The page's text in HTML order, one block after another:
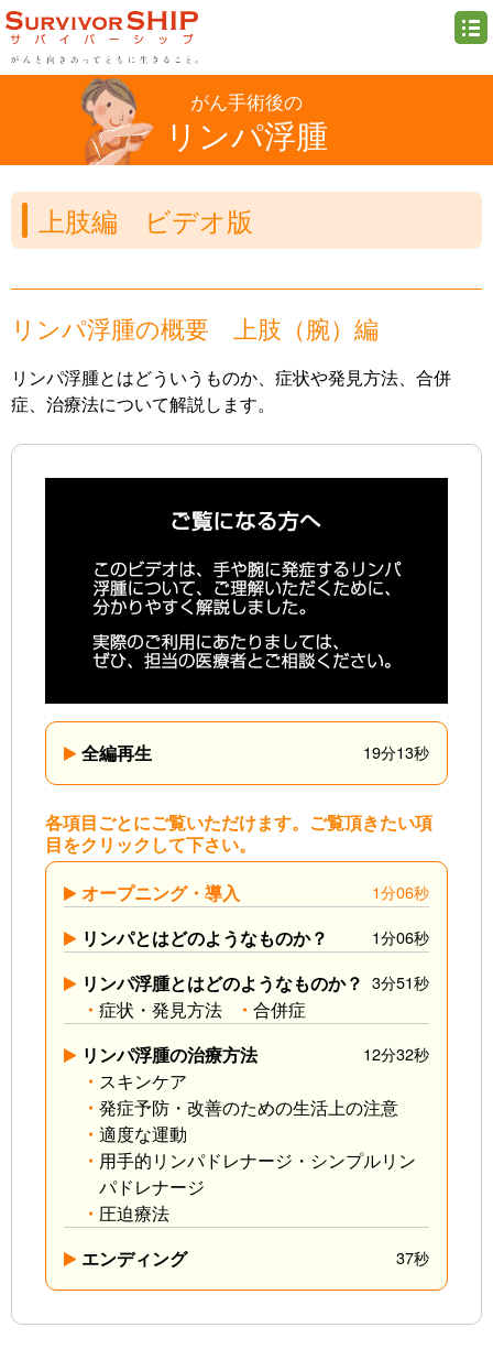
がん手術後の
リンパ浮腫
上肢編 ビデオ版
リンパ浮腫の概要 上肢（腕）編
リンパ浮腫とはどういうものか、症状や発見方法、合併
症、治療法について解説します。
全編再生 19分13秒
各項目ごとにご覧いただけます。ご覧頂きたい項
目をクリックして下さい。
オープニング・導入
1分06秒
リンパとはどのようなものか？ 1分06秒
リンパ浮腫とはどのようなものか？ 3分51秒
症状・発見方法
合併症
リンパ浮腫の治療方法
12分32秒
スキンケア
発症予防・改善のための生活上の注意
適度な運動
用手的リンパドレナージ・シンプルリン
パドレナージ
圧迫療法
エンディング
37秒